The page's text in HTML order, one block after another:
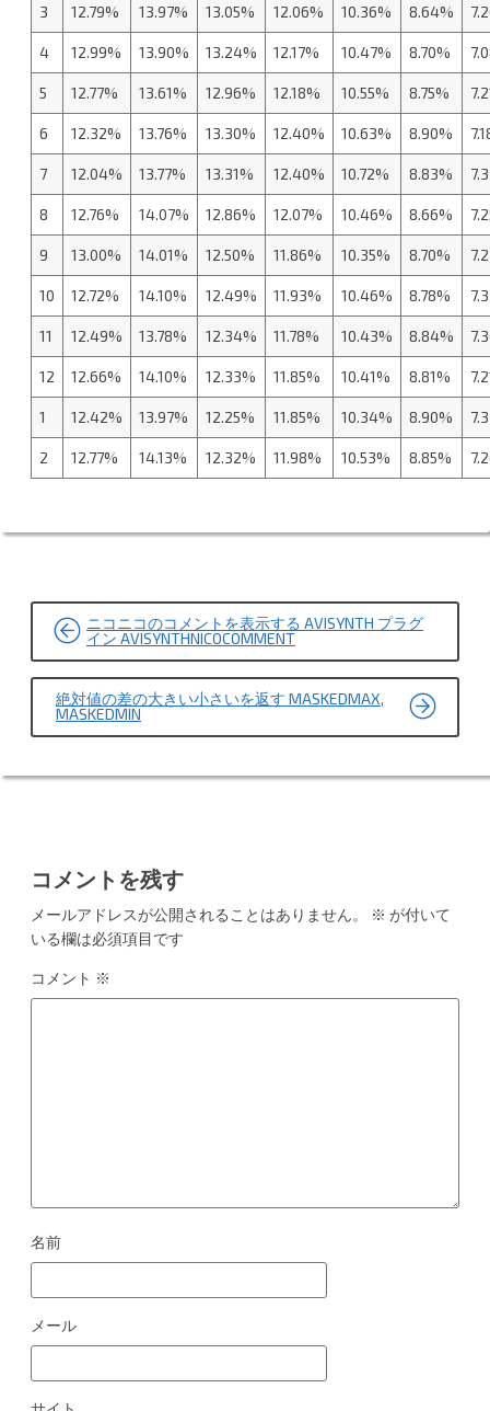
3 12.79% 13.97% 13.05% 12.06% 10.36% 8.64%
4 12.99% 13.90% 13.24% 12.17% 10.47% 8.70%
5 12.77% 13.61% 12.96% 12.18% 10.55% 8.75%
6 12.32% 13.76% 13.30% 12.40% 10.63% 8.90%
7 12.04% 13.77% 13.31% 12.40% 10.72% 8.83%
8 12.76% 14.07% 12.86% 12.07% 10.46% 8.66%
9 13.00% 14.01% 12.50% 11.86% 10.35% 8.70%
10 12.72% 14.10% 12.49% 11.93% 10.46% 8.78%
11 12.49% 13.78% 12.34% 11.78% 10.43% 8.84%
12 12.66% 14.10% 12.33% 11.85% 10.41% 8.81%
1 12.42% 13.97% 12.25% 11.85% 10.34% 8.90%
2 12.77% 14.13% 12.32% 11.98% 10.53% 8.85%
投
稿
ナ
ビ
ー
ョ
ン
ニコニコのコメントを表示する AVISYNTH プラグ
イン AVISYNTHNICOCOMMENT
絶対値の差の大きい小さいを返す MASKEDMAX,
MASKEDMIN
コメントを残す
メールアドレスが公開されることはありません。 ※ が付いて
いる欄は必須項目です
コメント ※
名前
メール